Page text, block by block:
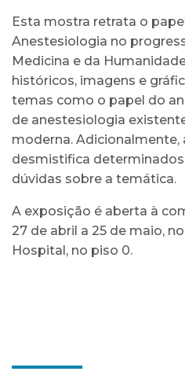
Esta mostra retrata o
Anestesiologia no
Medicina e da
históricos, imagens e
temas como o papel do
de anestesiologia
moderna. Adicionalmente,
desmistifica
dúvidas sobre a temática.
A exposição é aberta à
27 de abril a 25 de maio,
Hospital, no piso 0.